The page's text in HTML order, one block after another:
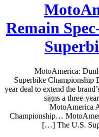
Remain
MotoAmerica:
Superbike Championship
year deal to extend the
signs a three-
MotoAmerica
Championship…
The U.S.